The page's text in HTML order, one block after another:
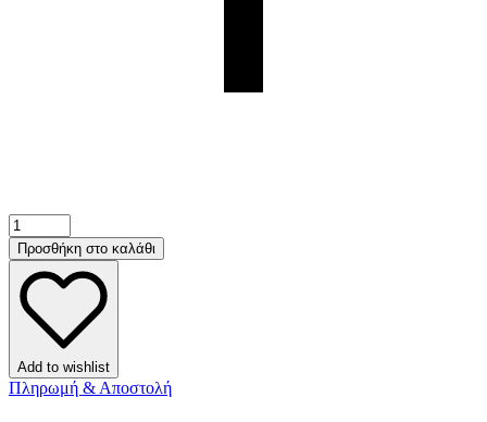
REPTILE
ΣΟΡΤΣΑΚΙ
-
Silky
PEACE
CHAOS
ποσότητα
Προσθήκη στο καλάθι
Add to wishlist
Πληρωμή & Αποστολή